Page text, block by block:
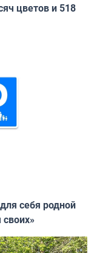
цветов и 518
себя родной